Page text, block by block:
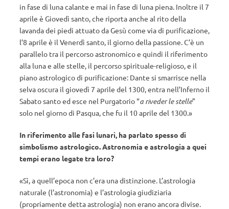
in fase di luna calante e mai in fase di luna piena. Inoltre il 7
aprile è Giovedì santo, che riporta anche al rito della
lavanda dei piedi attuato da Gesù come via di purificazione,
l’8 aprile è il Venerdì santo, il giorno della passione. C’è un
parallelo tra il percorso astronomico e quindi il riferimento
alla luna e alle stelle, il percorso spirituale-religioso, e il
piano astrologico di purificazione: Dante si smarrisce nella
selva oscura il giovedì 7 aprile del 1300, entra nell’Inferno il
Sabato santo ed esce nel Purgatorio “a riveder le stelle”
solo nel giorno di Pasqua, che fu il 10 aprile del 1300.»
In riferimento alle fasi lunari, ha parlato spesso di
simbolismo astrologico. Astronomia e astrologia a quei
tempi erano legate tra loro?
«Sì, a quell’epoca non c’era una distinzione. L’astrologia
naturale (l’astronomia) e l’astrologia giudiziaria
(propriamente detta astrologia) non erano ancora divise.